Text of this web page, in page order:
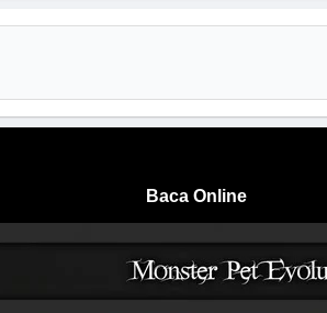
Baca Online